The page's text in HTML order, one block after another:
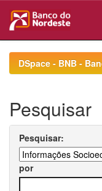
navigationDSpace - BNB -
Pesquisar
Pesquisar:
por